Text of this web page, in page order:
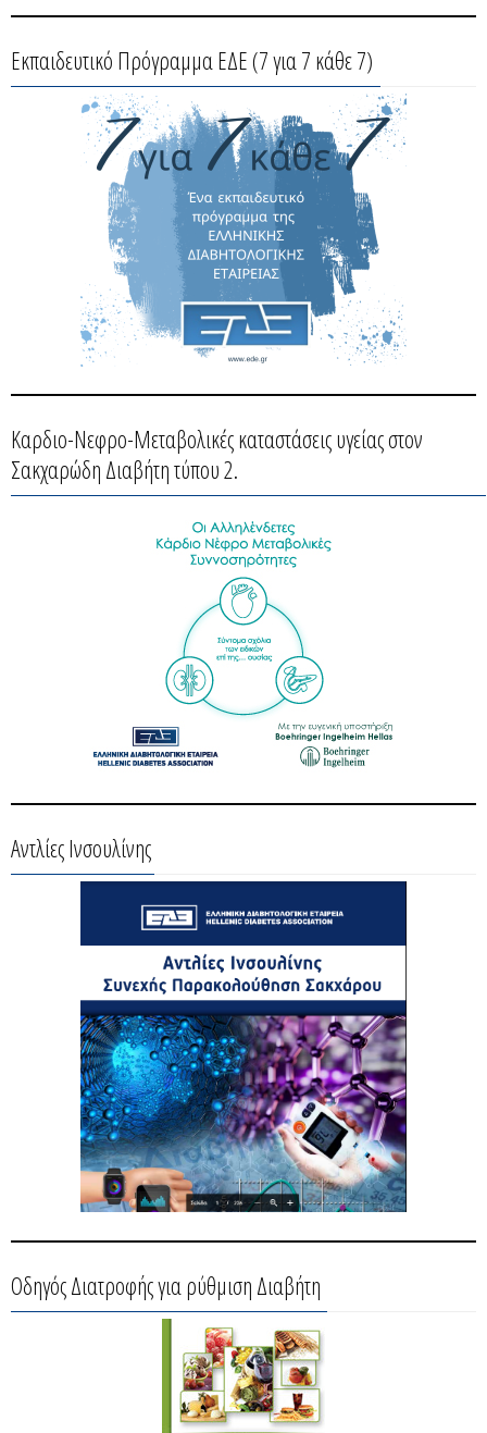
Εκπαιδευτικό Πρόγραμμα ΕΔΕ (7 για 7 κάθε 7)
Καρδιο-Νεφρο-Μεταβολικές καταστάσεις υγείας στον
Σακχαρώδη Διαβήτη τύπου 2.
Αντλίες Ινσουλίνης
Οδηγός Διατροφής για ρύθμιση Διαβήτη